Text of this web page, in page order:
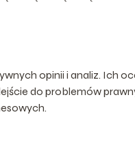
opinii i analiz. Ich
do problemów